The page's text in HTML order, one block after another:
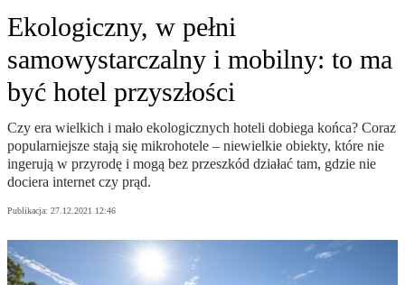
Ekologiczny, w pełni
samowystarczalny i mobilny: to ma
być hotel przyszłości
Czy era wielkich i mało ekologicznych hoteli dobiega końca? Coraz
popularniejsze stają się mikrohotele – niewielkie obiekty, które nie
ingerują w przyrodę i mogą bez przeszkód działać tam, gdzie nie
dociera internet czy prąd.
Publikacja: 27.12.2021 12:46